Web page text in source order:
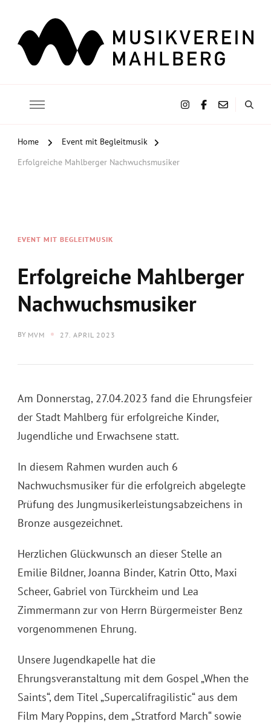
Home
Event mit Begleitmusik
Erfolgreiche Mahlberger Nachwuchsmusiker
EVENT MIT BEGLEITMUSIK
Erfolgreiche Mahlberger
Nachwuchsmusiker
BY MVM 27. APRIL 2023
Am Donnerstag, 27.04.2023 fand die Ehrungsfeier
der Stadt Mahlberg für erfolgreiche Kinder,
Jugendliche und Erwachsene statt.
In diesem Rahmen wurden auch 6
Nachwuchsmusiker für die erfolgreich abgelegte
Prüfung des Jungmusikerleistungsabzeichens in
Bronze ausgezeichnet.
Herzlichen Glückwunsch an dieser Stelle an
Emilie Bildner, Joanna Binder, Katrin Otto, Maxi
Scheer, Gabriel von Türckheim und Lea
Zimmermann zur von Herrn Bürgermeister Benz
vorgenommenen Ehrung.
Unsere Jugendkapelle hat die
Ehrungsveranstaltung mit dem Gospel „When the
Saints“, dem Titel „Supercalifragilistic“ aus dem
Film Mary Poppins, dem „Stratford March“ sowie